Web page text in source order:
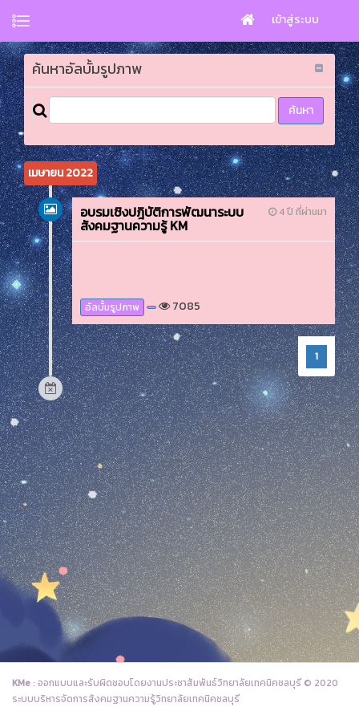
เข้าสู่ระบบ
ค้นหาอัลบั้มรูปภาพ
เมษายน 2022
4 ปี ที่ผ่านมา
อบรมเชิงปฎิบัติการพัฒนาระบบ
สังคมฐานความรู้ KM
อัลบั้มรูปภาพ 7085
1
KMe: ออกแบบและรับผิดชอบโดยงานประชาสัมพันธ์วิทยาลัยเทคนิคชลบุรี © 2020
ระบบบริหารจัดการสังคมฐานความรู้วิทยาลัยเทคนิคชลบุรี